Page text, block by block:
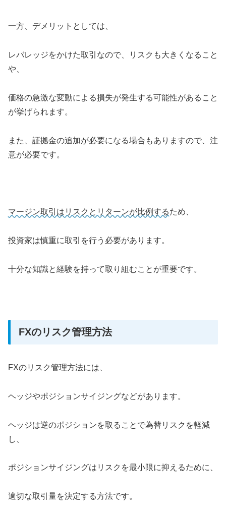
一方、デメリットとしては、
レバレッジをかけた取引なので、リスクも大きくなること
や、
価格の急激な変動による損失が発生する可能性があること
が挙げられます。
また、証拠金の追加が必要になる場合もありますので、注
意が必要です。
マージン取引はリスクとリターンが比例するため、
投資家は慎重に取引を行う必要があります。
十分な知識と経験を持って取り組むことが重要です。
FXのリスク管理方法
FXのリスク管理方法には、
ヘッジやポジションサイジングなどがあります。
ヘッジは逆のポジションを取ることで為替リスクを軽減
し、
ポジションサイジングはリスクを最小限に抑えるために、
適切な取引量を決定する方法です。